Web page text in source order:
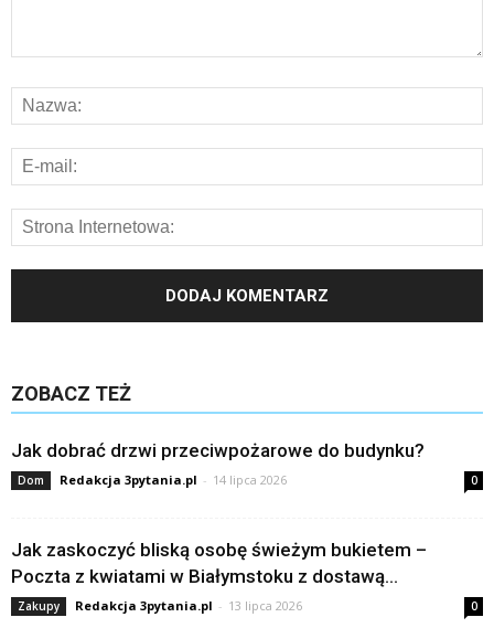
ZOBACZ TEŻ
Jak dobrać drzwi przeciwpożarowe do budynku?
Dom Redakcja 3pytania.pl - 14 lipca 2026 0
Jak zaskoczyć bliską osobę świeżym bukietem –
Poczta z kwiatami w Białymstoku z dostawą...
Zakupy Redakcja 3pytania.pl - 13 lipca 2026 0